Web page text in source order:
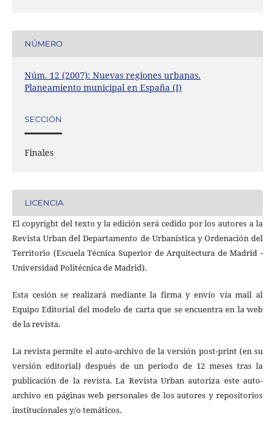
NÚMERO
Núm. 12 (2007): Nuevas regiones urbanas.
Planeamiento municipal en España (I)
SECCIÓN
Finales
LICENCIA
El copyright del texto y la edición será cedido por los autores a la
Revista Urban del Departamento de Urbanística y Ordenación del
Territorio (Escuela Técnica Superior de Arquitectura de Madrid -
Universidad Politécnica de Madrid).
Esta cesión se realizará mediante la firma y envío vía mail al
Equipo Editorial del modelo de carta que se encuentra en la web
de la revista.
La revista permite el auto-archivo de la versión post-print (en su
versión editorial) después de un periodo de 12 meses tras la
publicación de la revista. La Revista Urban autoriza este auto-
archivo en páginas web personales de los autores y repositorios
institucionales y/o temáticos.